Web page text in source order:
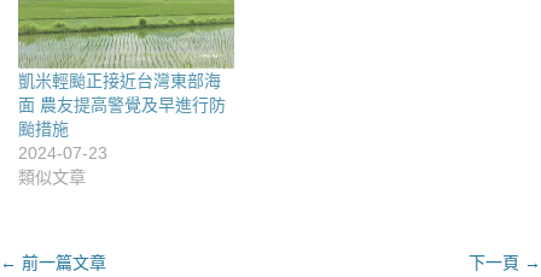
凱米輕颱正接近台灣東部海
面 農友提高警覺及早進行防
颱措施
2024-07-23
類似文章
文
← 前一篇文章
下一頁 →